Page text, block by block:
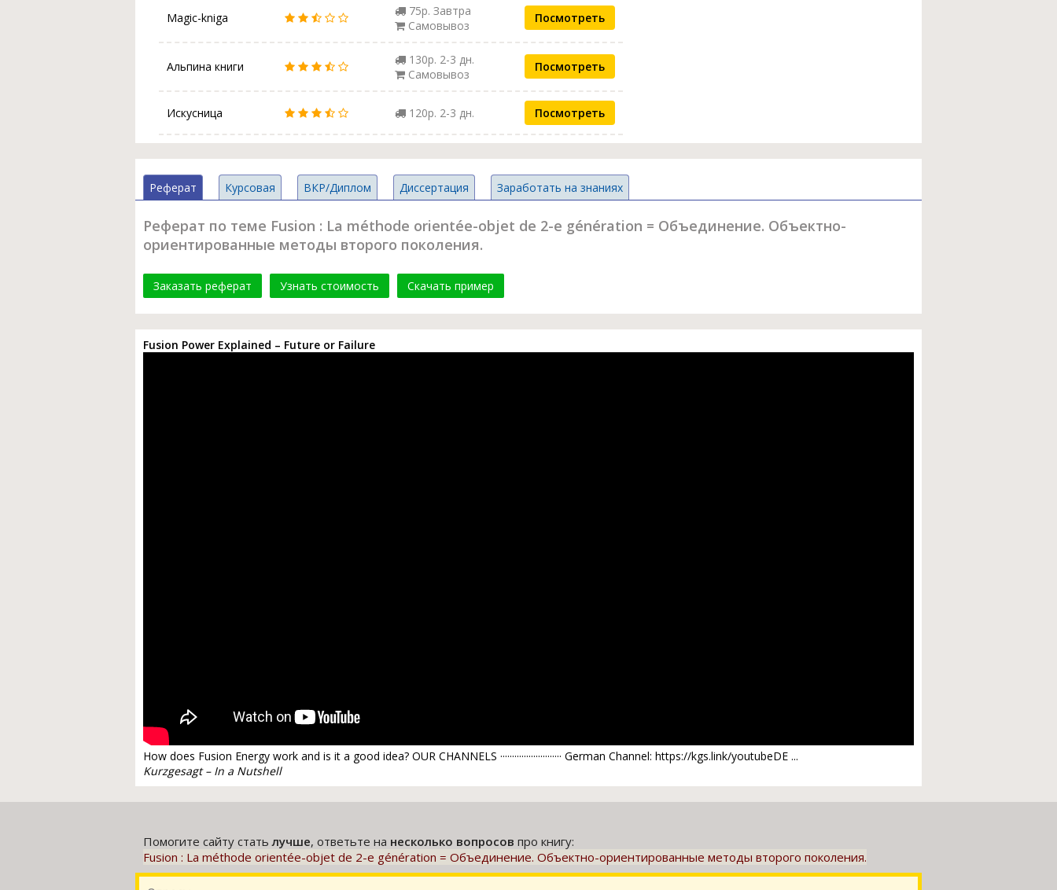
Magic-kniga
75р. Завтра
Самовывоз
Посмотреть
Альпина книги
130р. 2-3 дн.
Самовывоз
Посмотреть
Искусница 120р. 2-3 дн. Посмотреть
Реферат Курсовая ВКР/Диплом Диссертация Заработать на знаниях
Реферат по теме Fusion : La méthode orientée-objet de 2-e génération = Объединение. Объектно-
ориентированные методы второго поколения.
Заказать реферат Узнать стоимость Скачать пример
Fusion Power Explained – Future or Failure
How does Fusion Energy work and is it a good idea? OUR CHANNELS ·························· German Channel: https://kgs.link/youtubeDE ...
Kurzgesagt – In a Nutshell
Помогите сайту статьлучше, ответьте на несколько вопросов про книгу:
Fusion : La méthode orientée-objet de 2-e génération = Объединение. Объектно-ориентированные методы второго поколения.